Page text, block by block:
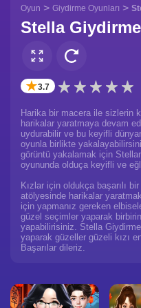
Oyun > Giydirme Oyunları >
Stella Giydirme
✭3.7
Harika bir macera ile sizlerin
harikalar yaratmaya devam
uydurabilir ve bu keyifli
oyunla birlikte
görüntü yakalamak için
oyununda olduça keyifli ve
Kızlar için oldukça başarılı
atölyesinde harikalar
için yapmanız gereken
güzel seçimler yaparak
yapabilirisiniz. Stella
yaparak güzeller güzeli kızı
Başarılar dileriz.